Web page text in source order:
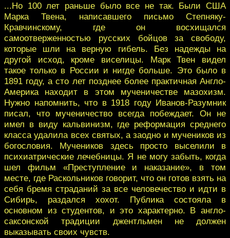
...Но 100 лет раньше было все не так. Были США
Марка Твена, написавшего письмо Степняку-
Кравчинскому, где он восхищался
самоотверженностью русских бойцов за свободу,
которые шли на верную гибель. Без надежды на
другой исход, кроме виселицы. Марк Твен видел
такое только в России и нигде больше. Это было в
1891 году, а сто лет позднее более практичная Англо-
Америка находит в этом мученичестве мазохизм.
Нужно напомнить, что в 1918 году Иванов-Разумник
писал, что мученичество всегда побеждает. Он не
имел в виду кальвинизм, где реформация среднего
класса удалила всех святых, а заодно и мучеников из
богословия. Мучеников здесь просто выселили в
психиатрические лечебницы. Я не могу забыть, когда
шел фильм «Преступление и наказание», в том
месте, где Раскольников говорит, что он готов взять на
себя бремя страданий за все человечество и идти в
Сибирь, раздался хохот. Публика состояла в
основном из студентов, и это характерно. В англо-
саксонской традиции джентльмен не должен
выказывать своих чувств.